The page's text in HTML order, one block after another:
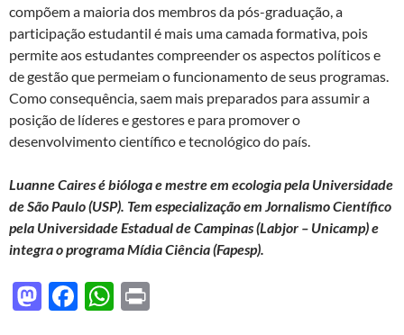
compõem a maioria dos membros da pós-graduação, a
participação estudantil é mais uma camada formativa, pois
permite aos estudantes compreender os aspectos políticos e
de gestão que permeiam o funcionamento de seus programas.
Como consequência, saem mais preparados para assumir a
posição de líderes e gestores e para promover o
desenvolvimento científico e tecnológico do país.
Luanne Cairesé bióloga e mestre em ecologia pela Universidade
de São Paulo (USP). Tem especialização em Jornalismo Científico
pela Universidade Estadual de Campinas (Labjor – Unicamp) e
integra o programa Mídia Ciência (Fapesp).
M F
W